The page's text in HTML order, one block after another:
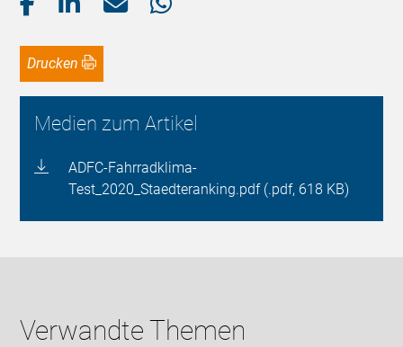
Drucken
Medien zum Artikel
ADFC-Fahrradklima-
Test_2020_Staedteranking.pdf (.pdf, 618 KB)
Verwandte Themen